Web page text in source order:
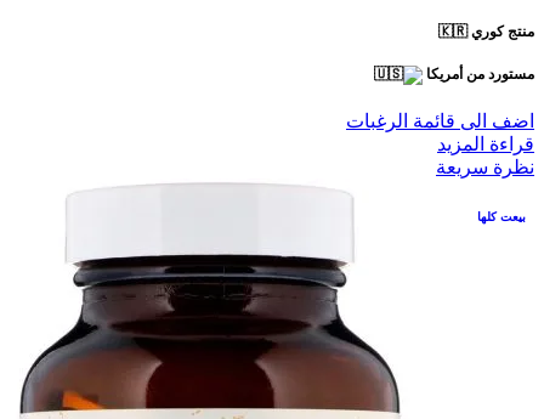
منتج كوري 🇰🇷
مستورد من أمريكا
اضف الى قائمة الرغبات
قراءة المزيد
نظرة سريعة
بيعت كلها